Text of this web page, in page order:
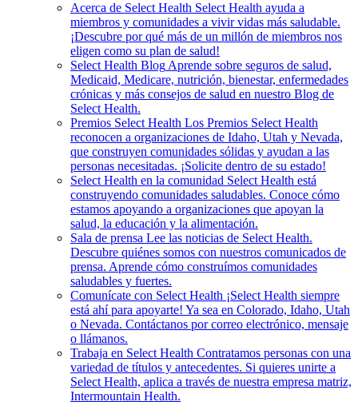
Acerca de Select Health Select Health ayuda a
miembros y comunidades a vivir vidas más saludable.
¡Descubre por qué más de un millón de miembros nos
eligen como su plan de salud!
Select Health Blog Aprende sobre seguros de salud,
Medicaid, Medicare, nutrición, bienestar, enfermedades
crónicas y más consejos de salud en nuestro Blog de
Select Health.
Premios Select Health Los Premios Select Health
reconocen a organizaciones de Idaho, Utah y Nevada,
que construyen comunidades sólidas y ayudan a las
personas necesitadas. ¡Solicite dentro de su estado!
Select Health en la comunidad Select Health está
construyendo comunidades saludables. Conoce cómo
estamos apoyando a organizaciones que apoyan la
salud, la educación y la alimentación.
Sala de prensa Lee las noticias de Select Health.
Descubre quiénes somos con nuestros comunicados de
prensa. Aprende cómo construímos comunidades
saludables y fuertes.
Comunícate con Select Health ¡Select Health siempre
está ahí para apoyarte! Ya sea en Colorado, Idaho, Utah
o Nevada. Contáctanos por correo electrónico, mensaje
o llámanos.
Trabaja en Select Health Contratamos personas con una
variedad de títulos y antecedentes. Si quieres unirte a
Select Health, aplica a través de nuestra empresa matriz,
Intermountain Health.